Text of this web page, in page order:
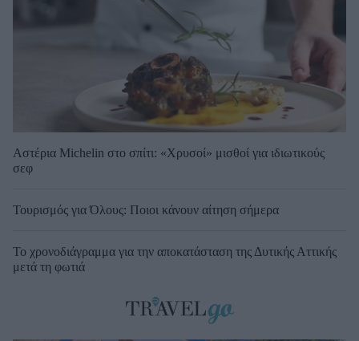
Αστέρια Michelin στο σπίτι: «Χρυσοί» μισθοί για ιδιωτικούς
σεφ
Τουρισμός για Όλους: Ποιοι κάνουν αίτηση σήμερα
Το χρονοδιάγραμμα για την αποκατάσταση της Δυτικής Αττικής
μετά τη φωτιά